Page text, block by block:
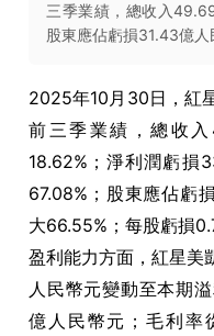
三季業績，總收入
股東應佔虧損31.43億人
2025年10月30日，紅
前三季業績，總收
18.62%；淨利潤虧損
67.08%；股東應佔虧
大66.55%；每股虧損
盈利能力方面，紅星美
人民幣元變動至本期
億人民幣元；毛利率